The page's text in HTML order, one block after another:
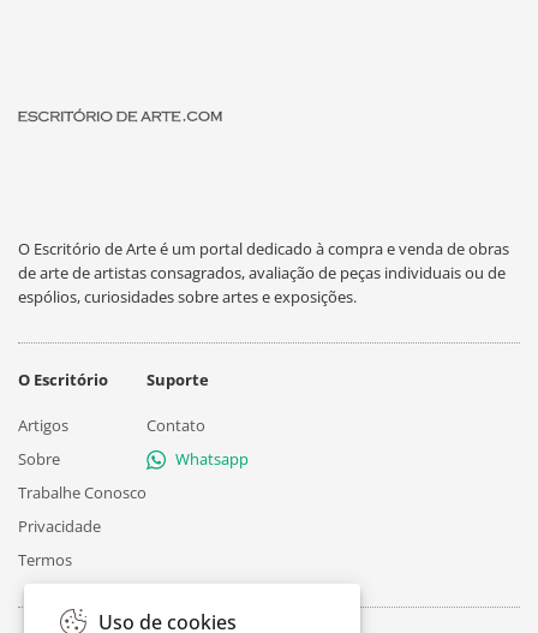
O Escritório de Arte é um portal dedicado à compra e venda de obras
de arte de artistas consagrados, avaliação de peças individuais ou de
espólios, curiosidades sobre artes e exposições.
O Escritório
Artigos
Sobre
Trabalhe Conosco
Privacidade
Termos
Suporte
Contato
Whatsapp
Uso de cookies